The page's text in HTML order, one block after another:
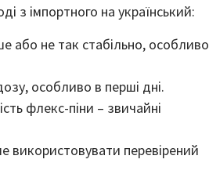
з імпортного на український:
або не так стабільно, особливо
особливо в перші дні.
флекс-піни – звичайні
використовувати перевірений